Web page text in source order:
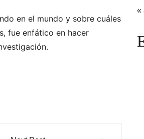
en el mundo y sobre cuáles
fue enfático en hacer
«